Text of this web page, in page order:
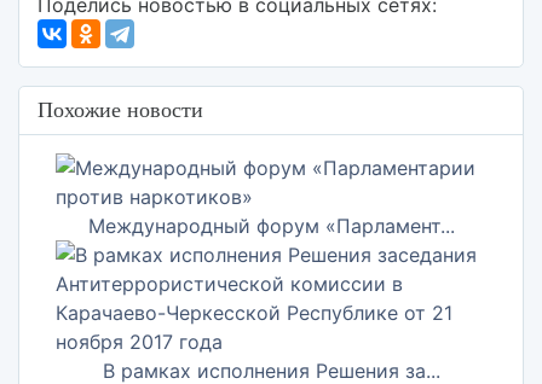
Поделись новостью в социальных сетях:
Похожие новости
Международный форум «Парламент...
В рамках исполнения Решения за...